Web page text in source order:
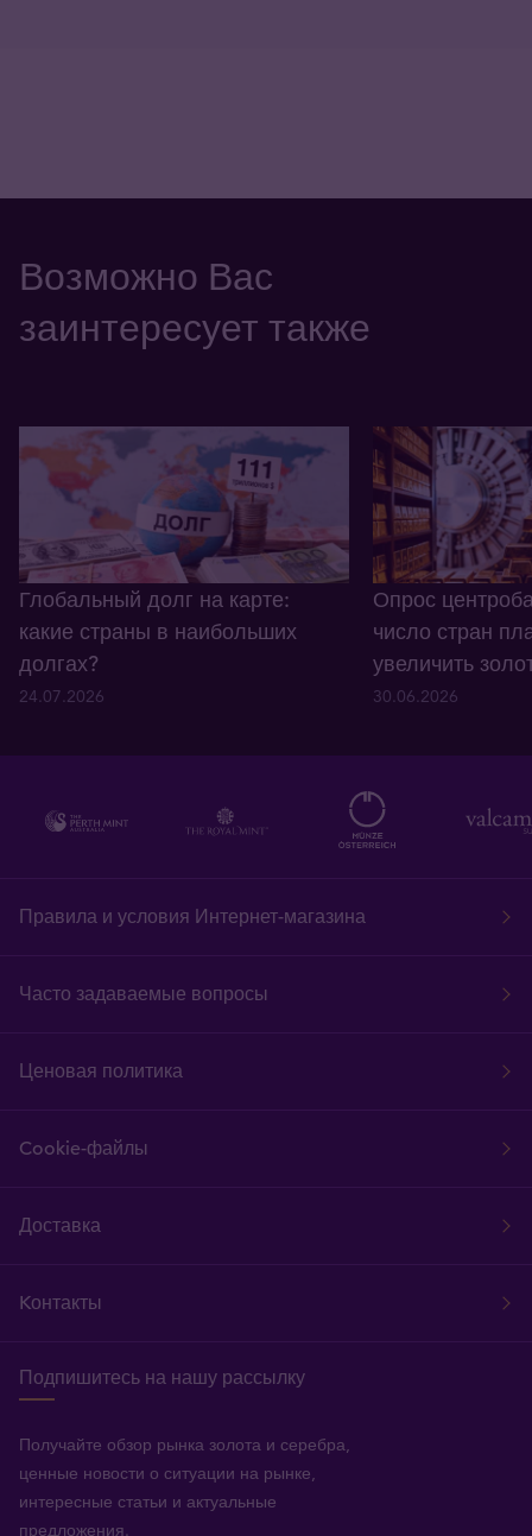
Возможно Вас
заинтересует также
Глобальный долг на карте:
какие страны в наибольших
долгах?
24.07.2026
Опрос
число стран
увеличить
30.06.2026
Правила и условия Интернет-магазина
Часто задаваемые вопросы
Ценовая политика
Cookie-файлы
Доставка
Kонтакты
Подпишитесь на нашу рассылку
Получайте обзор рынка золота и серебра,
ценные новости о ситуации на рынке,
интересные статьи и актуальные
предложения.